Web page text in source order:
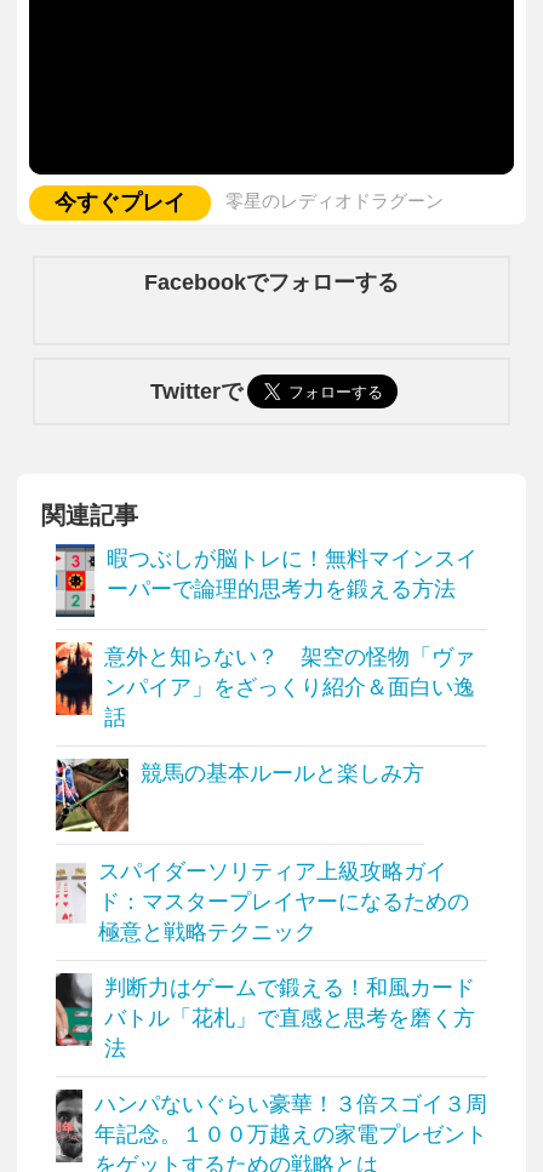
今すぐプレイ 零星のレディオドラグーン
Facebookでフォローする
Twitterで
関連記事
暇つぶしが脳トレに！無料マインスイ
ーパーで論理的思考力を鍛える方法
意外と知らない？ 架空の怪物「ヴァ
ンパイア」をざっくり紹介＆面白い逸
話
競馬の基本ルールと楽しみ方
スパイダーソリティア上級攻略ガイ
ド：マスタープレイヤーになるための
極意と戦略テクニック
判断力はゲームで鍛える！和風カード
バトル「花札」で直感と思考を磨く方
法
ハンパないぐらい豪華！３倍スゴイ３周
年記念。１００万越えの家電プレゼント
をゲットするための戦略とは